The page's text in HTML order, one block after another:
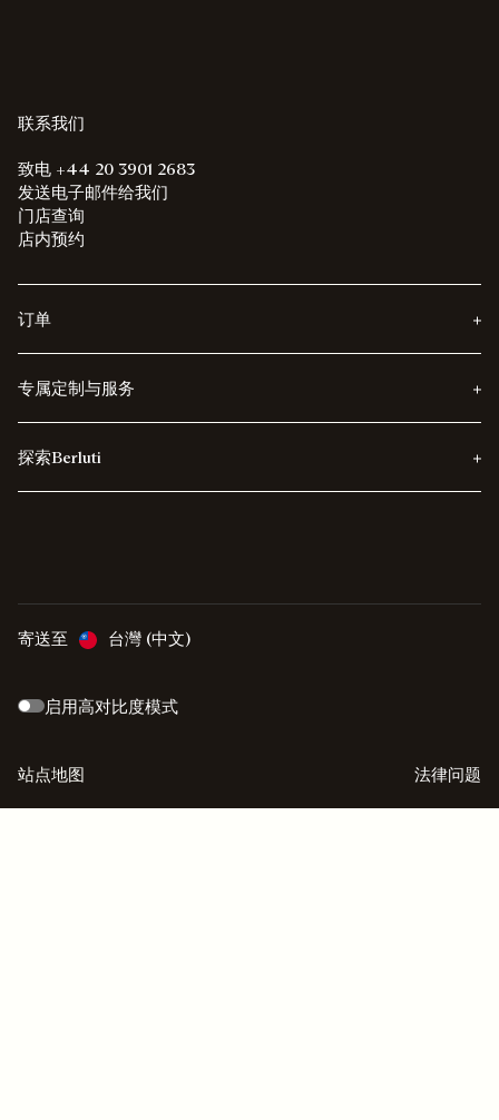
联系我们
致电 +44 20 3901 2683
发送电子邮件给我们
门店查询
店内预约
订单
专属定制与服务
探索Berluti
寄送至 台灣 (中文)
启用高对比度模式
站点地图 法律问题